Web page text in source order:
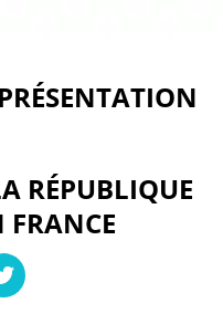
RÉPUBLIQUE
FRANCE